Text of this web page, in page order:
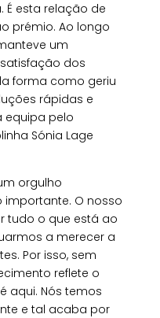
É esta relação de
prémio. Ao longo
um
dos
forma como geriu
rápidas e
equipa pelo
Sónia Lage
orgulho
O nosso
tudo o que está ao
a merecer a
Por isso, sem
reflete o
aqui. Nós temos
e tal acaba por